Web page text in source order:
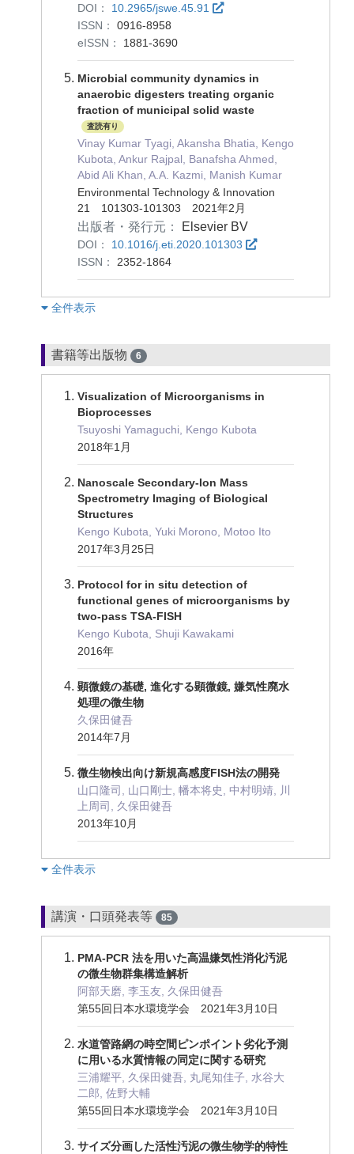
DOI：
10.2965/jswe.45.91
ISSN：
0916-8958
eISSN：
1881-3690
Microbial community dynamics in
anaerobic digesters treating organic
fraction of municipal solid waste
査読有り
Vinay Kumar Tyagi, Akansha Bhatia, Kengo
Kubota, Ankur Rajpal, Banafsha Ahmed,
Abid Ali Khan, A.A. Kazmi, Manish Kumar
Environmental Technology & Innovation
21 101303-101303 2021年2月
出版者・発行元： Elsevier BV
DOI：
10.1016/j.eti.2020.101303
ISSN：
2352-1864
︎全件表示
書籍等出版物 6
Visualization of Microorganisms in
Bioprocesses
Tsuyoshi Yamaguchi, Kengo Kubota
2018年1月
Nanoscale Secondary-Ion Mass
Spectrometry Imaging of Biological
Structures
Kengo Kubota, Yuki Morono, Motoo Ito
2017年3月25日
Protocol for in situ detection of
functional genes of microorganisms by
two-pass TSA-FISH
Kengo Kubota, Shuji Kawakami
2016年
顕微鏡の基礎, 進化する顕微鏡, 嫌気性廃水
処理の微生物
久保田健吾
2014年7月
微生物検出向け新規高感度FISH法の開発
山口隆司, 山口剛士, 幡本将史, 中村明靖, 川
上周司, 久保田健吾
2013年10月
︎全件表示
講演・口頭発表等 85
PMA-PCR 法を用いた高温嫌気性消化汚泥
の微生物群集構造解析
阿部天磨, 李玉友, 久保田健吾
第55回日本水環境学会 2021年3月10日
水道管路網の時空間ピンポイント劣化予測
に用いる水質情報の同定に関する研究
三浦耀平, 久保田健吾, 丸尾知佳子, 水谷大
二郎, 佐野大輔
第55回日本水環境学会 2021年3月10日
サイズ分画した活性汚泥の微生物学的特性